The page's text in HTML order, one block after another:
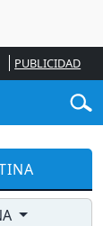
PUBLICIDAD